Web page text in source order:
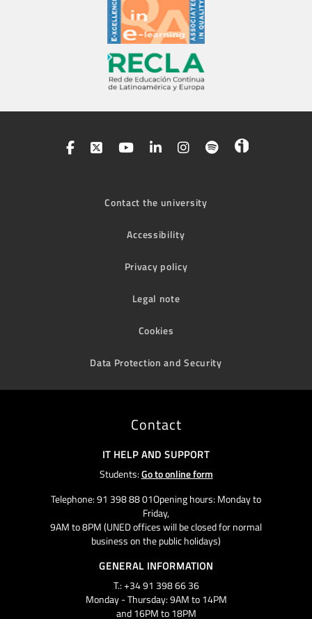
Contact the university
Accessibility
Privacy policy
Legal note
Cookies
Data Protection and Security
Contact
IT HELP AND SUPPORT
Students:Go to online form
Telephone: 91 398 88 01Opening hours: Monday to
Friday,
9AM to 8PM (UNED offices will be closed for normal
business on the public holidays)
GENERAL INFORMATION
T.: +34 91 398 66 36
Monday - Thursday: 9AM to 14PM
and 16PM to 18PM